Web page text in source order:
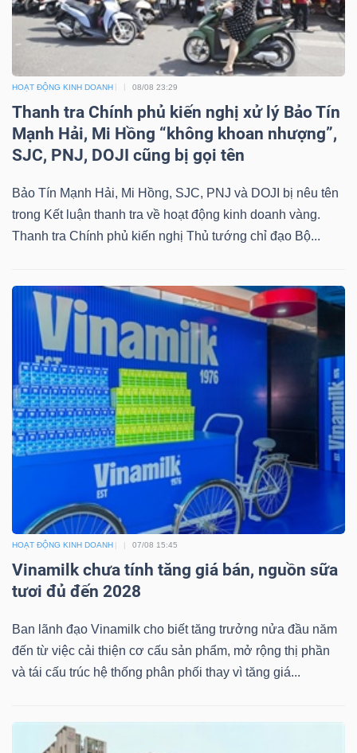
HOẠT ĐỘNG KINH DOANH 08/08 23:29
Thanh tra Chính phủ kiến nghị xử lý Bảo Tín
Mạnh Hải, Mi Hồng “không khoan nhượng”,
SJC, PNJ, DOJI cũng bị gọi tên
Bảo Tín Mạnh Hải, Mi Hồng, SJC, PNJ và DOJI bị nêu tên
trong Kết luận thanh tra về hoạt động kinh doanh vàng.
Thanh tra Chính phủ kiến nghị Thủ tướng chỉ đạo Bộ...
HOẠT ĐỘNG KINH DOANH 07/08 15:45
Vinamilk chưa tính tăng giá bán, nguồn sữa
tươi đủ đến 2028
Ban lãnh đạo Vinamilk cho biết tăng trưởng nửa đầu năm
đến từ việc cải thiện cơ cấu sản phẩm, mở rộng thị phần
và tái cấu trúc hệ thống phân phối thay vì tăng giá...
YẾU
TIÊU
DÙNG
THIẾT
SÓC
SỨC
KHỎE
TÀI
CHÍNH
CÔNG
NGHỆ
THÔNG